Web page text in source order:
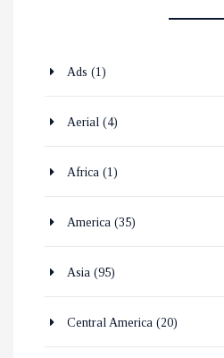
Ads (1)
Aerial (4)
Africa (1)
America (35)
Asia (95)
Central America (20)